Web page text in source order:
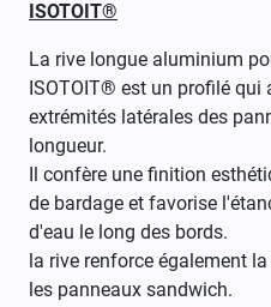
ISOTOIT®
La rive longue aluminium
ISOTOIT® est un profilé qui
extrémités latérales des
longueur.
Il confère une finition
de bardage et favorise
d'eau le long des bords.
la rive renforce également
les panneaux sandwich.